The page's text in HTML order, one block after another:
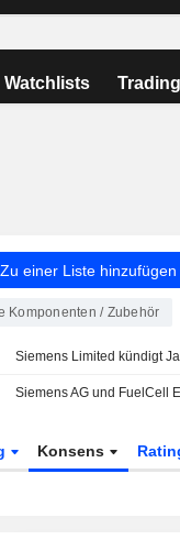
Watchlists Trading
Zu einer Liste hinzufügen
Komponenten / Zubehör
Konsens